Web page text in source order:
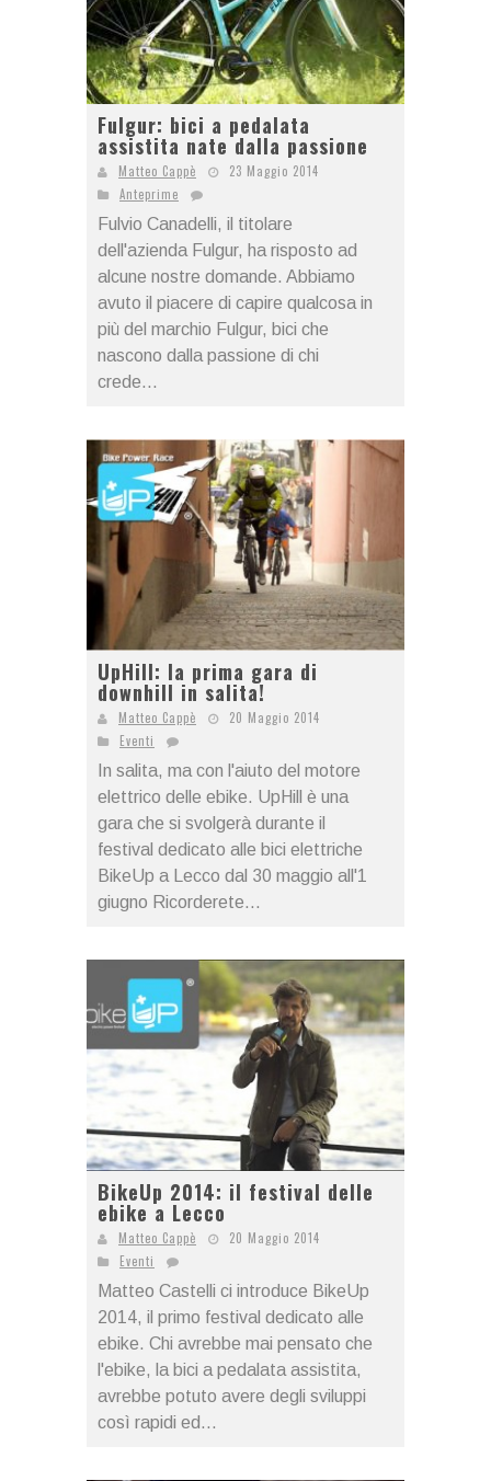
Fulgur: bici a pedalata
assistita nate dalla passione
Matteo Cappè
23 Maggio 2014
Anteprime
Fulvio Canadelli, il titolare
dell'azienda Fulgur, ha risposto ad
alcune nostre domande. Abbiamo
avuto il piacere di capire qualcosa in
più del marchio Fulgur, bici che
nascono dalla passione di chi
crede...
UpHill: la prima gara di
downhill in salita!
Matteo Cappè
20 Maggio 2014
Eventi
In salita, ma con l'aiuto del motore
elettrico delle ebike. UpHill è una
gara che si svolgerà durante il
festival dedicato alle bici elettriche
BikeUp a Lecco dal 30 maggio all'1
giugno Ricorderete...
BikeUp 2014: il festival delle
ebike a Lecco
Matteo Cappè
20 Maggio 2014
Eventi
Matteo Castelli ci introduce BikeUp
2014, il primo festival dedicato alle
ebike. Chi avrebbe mai pensato che
l'ebike, la bici a pedalata assistita,
avrebbe potuto avere degli sviluppi
così rapidi ed...